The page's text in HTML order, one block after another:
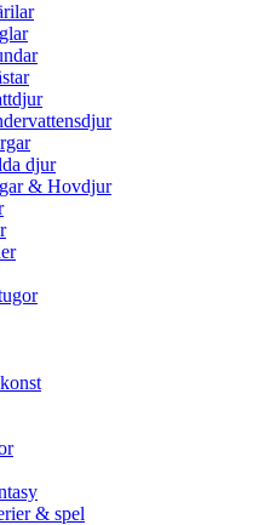
djur
& Hovdjur
& spel